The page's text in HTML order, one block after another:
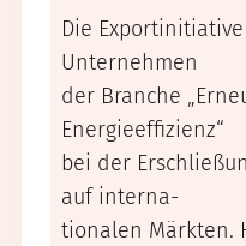
Die
Unternehmen
der Branche
Energieeffizienz“
bei der
auf interna-
tionalen Märkten.